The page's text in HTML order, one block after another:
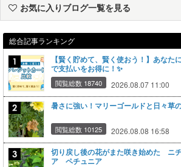
お気に入りブログ一覧を見る
総合記事ランキング
【賢く貯めて、賢く使おう！】あなた
で支払いをお得に！✨
閲覧総数 18740 2026.08.07 11:00
暑さに強い！マリーゴールドと日々草
閲覧総数 10125 2026.08.08 16:58
切り戻し後の花がまた咲き始めた ニ
ア ペチュニア